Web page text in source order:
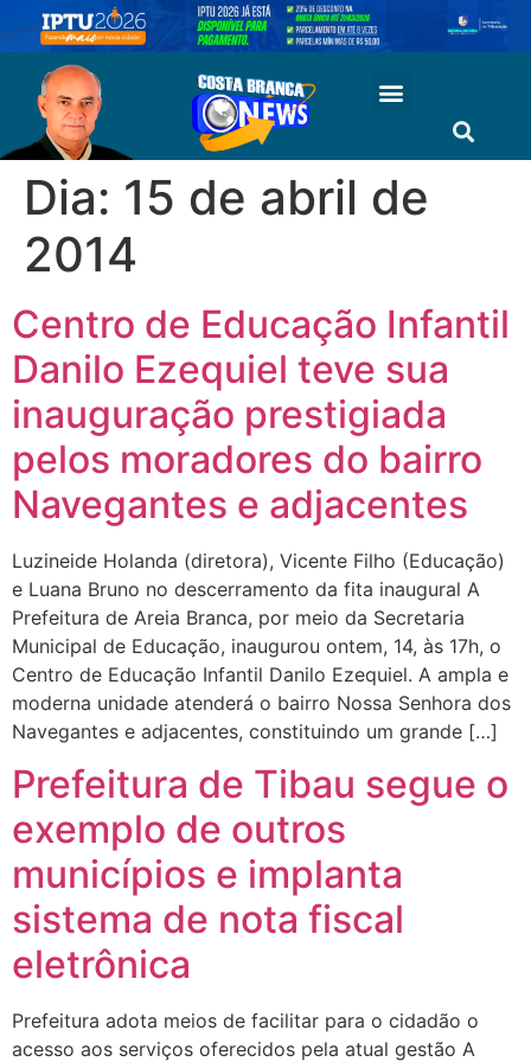
Dia: 15 de abril de
2014
Centro de Educação Infantil
Danilo Ezequiel teve sua
inauguração prestigiada
pelos moradores do bairro
Navegantes e adjacentes
Luzineide Holanda (diretora), Vicente Filho (Educação)
e Luana Bruno no descerramento da fita inaugural A
Prefeitura de Areia Branca, por meio da Secretaria
Municipal de Educação, inaugurou ontem, 14, às 17h, o
Centro de Educação Infantil Danilo Ezequiel. A ampla e
moderna unidade atenderá o bairro Nossa Senhora dos
Navegantes e adjacentes, constituindo um grande […]
Prefeitura de Tibau segue o
exemplo de outros
municípios e implanta
sistema de nota fiscal
eletrônica
Prefeitura adota meios de facilitar para o cidadão o
acesso aos serviços oferecidos pela atual gestão A